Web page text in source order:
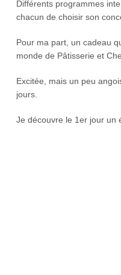
Différents programmes
chacun de choisir son
Pour ma part, un cadeau
monde de Pâtisserie et
Excitée, mais un peu
jours.
Je découvre le 1er jour un